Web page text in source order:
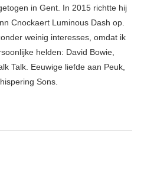
in Gent. In 2015 richtte hij
Cnockaert Luminous Dash op.
weinig interesses, omdat ik
helden: David Bowie,
Talk. Eeuwige liefde aan Peuk,
Sons.